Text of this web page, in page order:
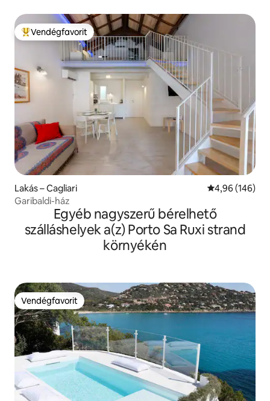
Kiemelt vendégfavorit
Vendégfavorit
Lakás – Cagliari Átlagos
4,96 (146)
Garibaldi-ház
Egyéb nagyszerű bérelhető
szálláshelyek a(z) Porto Sa Ruxi strand
környékén
Vendégfavorit
Vendégfavorit